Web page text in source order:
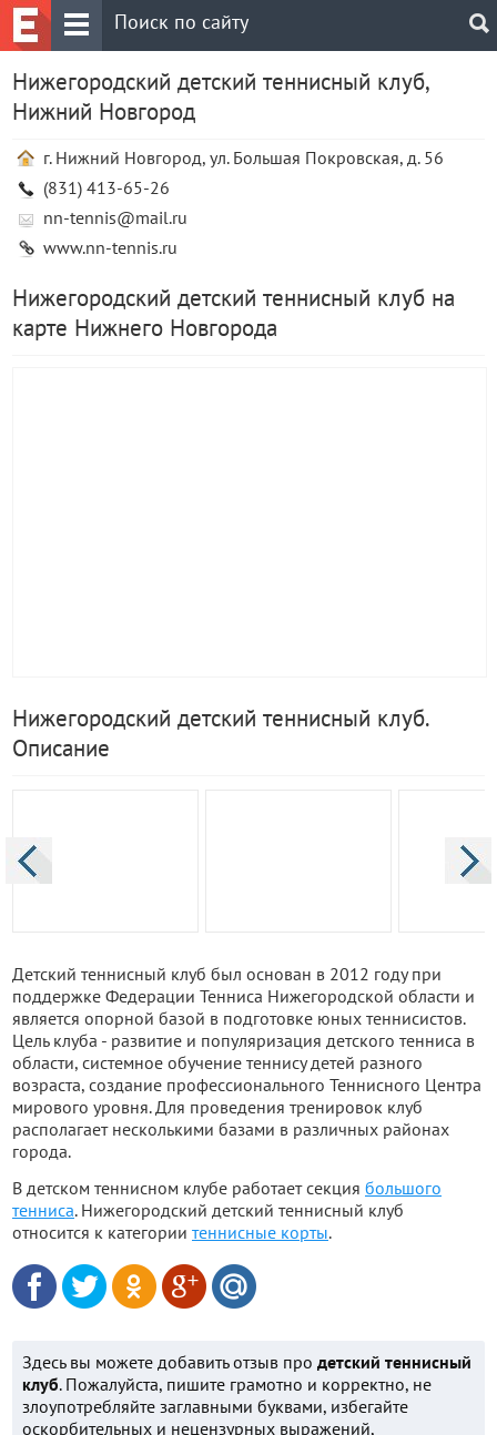
Нижегородский детский теннисный клуб,
Нижний Новгород
г. Нижний Новгород, ул. Большая Покровская, д. 56
(831) 413-65-26
nn-tennis@mail.ru
www.nn-tennis.ru
Нижегородский детский теннисный клуб на
карте Нижнего Новгорода
Нижегородский детский теннисный клуб.
Описание
Детский теннисный клуб был основан в 2012 году при
поддержке Федерации Тенниса Нижегородской области и
является опорной базой в подготовке юных теннисистов.
Цель клуба - развитие и популяризация детского тенниса в
области, системное обучение теннису детей разного
возраста, создание профессионального Теннисного Центра
мирового уровня. Для проведения тренировок клуб
располагает несколькими базами в различных районах
города.
В детском теннисном клубе работает секция большого
тенниса. Нижегородский детский теннисный клуб
относится к категории теннисные корты.
Здесь вы можете добавить отзыв про детский теннисный
клуб. Пожалуйста, пишите грамотно и корректно, не
злоупотребляйте заглавными буквами, избегайте
оскорбительных и нецензурных выражений,